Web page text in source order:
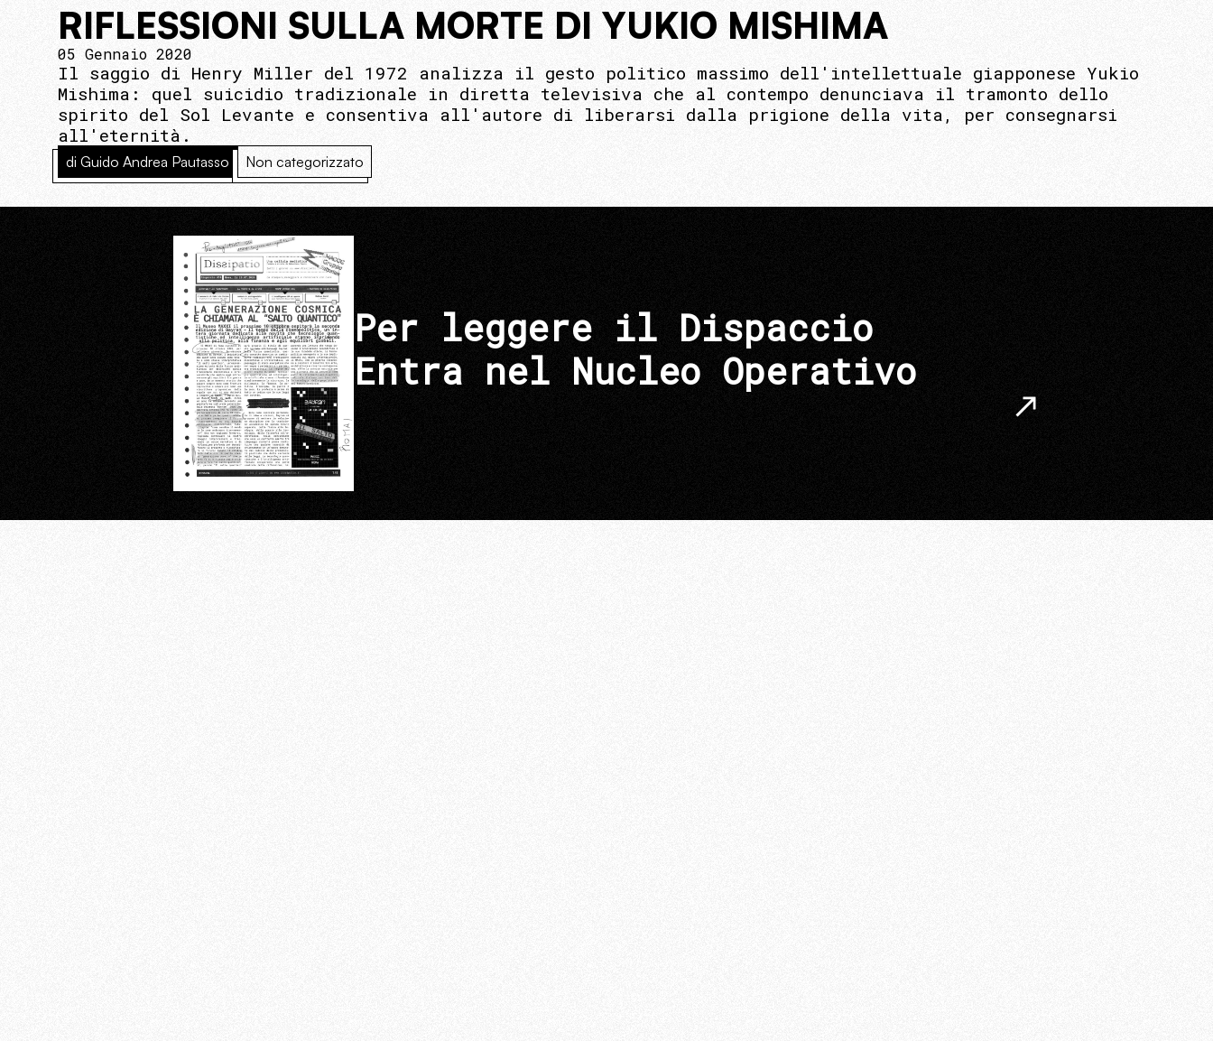
RIFLESSIONI SULLA MORTE DI YUKIO MISHIMA
05 Gennaio 2020
Il saggio di Henry Miller del 1972 analizza il gesto politico massimo dell'intellettuale giapponese Yukio
Mishima: quel suicidio tradizionale in diretta televisiva che al contempo denunciava il tramonto dello
spirito del Sol Levante e consentiva all'autore di liberarsi dalla prigione della vita, per consegnarsi
all'eternità.
di Guido Andrea Pautasso Non categorizzato
Per leggere il Dispaccio
Entra nel Nucleo Operativo